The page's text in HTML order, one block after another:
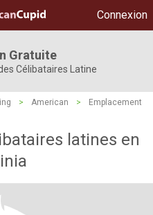
Connexion
Gratuite
Célibataires Latine
> American >
Emplacement
latines en